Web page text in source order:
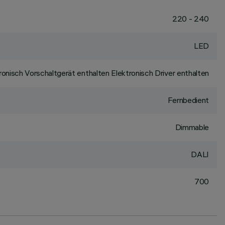
220 - 240
LED
Vorschaltgerät enthalten Elektronisch Driver enthalten
Fernbedient
Dimmable
DALI
700